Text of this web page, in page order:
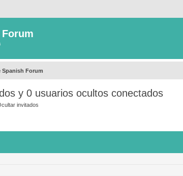
Spanish Forum
y 0 usuarios ocultos conectados
invitados